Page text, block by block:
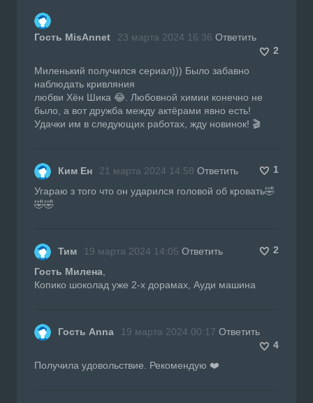
Гость MisAnnet 23 марта 2024 16:36 Ответить
2
Миленький получился сериал))) Было забавно
наблюдать кривляния
любви Хён Шика 😂. Любовной химии конечно не
было, а вот дружба между актёрами явно есть!
Удачки им в следующих работах, жду новинок! 🎬
Ким Ен 21 марта 2024 14:58 Ответить
1
Угараю з того что он ударился головой об кровать🤣
🤣🤣
Тим 19 марта 2024 14:05 Ответить
2
Гость Милена
Копико шоколад уже 2-х дорамах, Ауди машина
Гость Anna 19 марта 2024 00:17 Ответить
4
Получила удовольствие. Рекомендую ❤️